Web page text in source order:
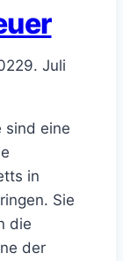
9. Juli
sind eine
in
Sie
die
der